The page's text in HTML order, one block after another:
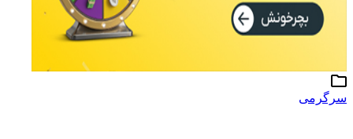
سرگرمی